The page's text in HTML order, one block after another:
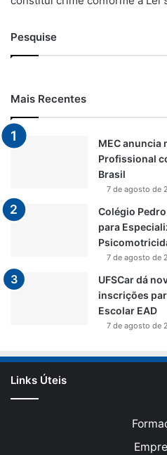
Pesquise
Mais Recentes
MEC anuncia
Profissional
Brasil
7 de agosto de
Colégio
para
7 de agosto de
UFSCar dá
inscrições
Escolar EAD
7 de agosto de
Links Úteis